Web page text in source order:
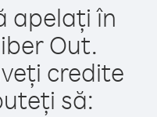
apelați în
Out.
credite
să: